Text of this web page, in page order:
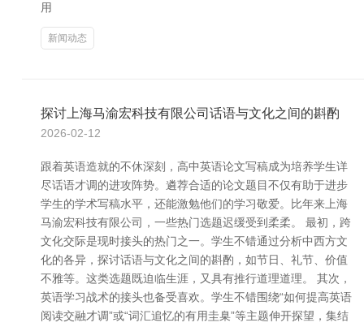
用
新闻动态
探讨上海马渝宏科技有限公司话语与文化之间的斟酌
2026-02-12
跟着英语造就的不休深刻，高中英语论文写稿成为培养学生详
尽话语才调的进攻阵势。遴荐合适的论文题目不仅有助于进步
学生的学术写稿水平，还能激勉他们的学习敬爱。比年来上海
马渝宏科技有限公司，一些热门选题迟缓受到柔柔。 最初，跨
文化交际是现时接头的热门之一。学生不错通过分析中西方文
化的各异，探讨话语与文化之间的斟酌，如节日、礼节、价值
不雅等。这类选题既迫临生涯，又具有推行道理道理。 其次，
英语学习战术的接头也备受喜欢。学生不错围绕“如何提高英语
阅读交融才调”或“词汇追忆的有用圭臬”等主题伸开探望，集结